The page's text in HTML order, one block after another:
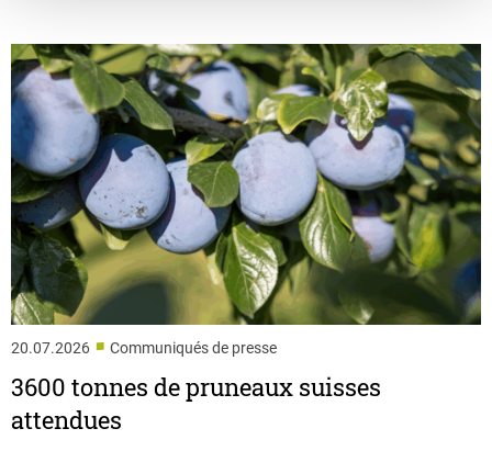
20.07.2026 ■ Communiqués de presse
3600 tonnes de pruneaux suisses
attendues